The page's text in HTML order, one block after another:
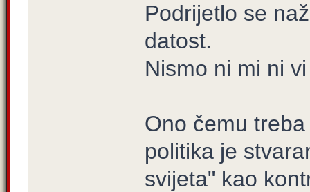
Podrijetlo se
datost.
Nismo ni mi ni
Ono čemu
politika je
svijeta" kao